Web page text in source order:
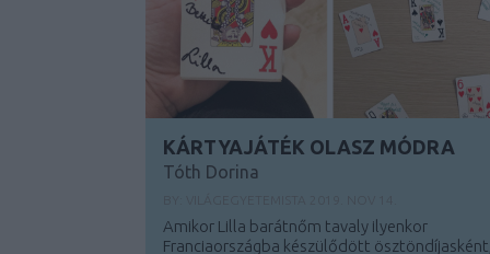
KÁRTYAJÁTÉK OLASZ MÓDRA
Tóth Dorina
Amikor Lilla barátnőm tavaly ilyenkor
Franciaországba készülődött